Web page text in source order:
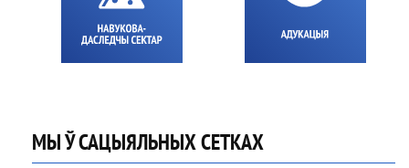
МЫ Ў САЦЫЯЛЬНЫХ СЕТКАХ